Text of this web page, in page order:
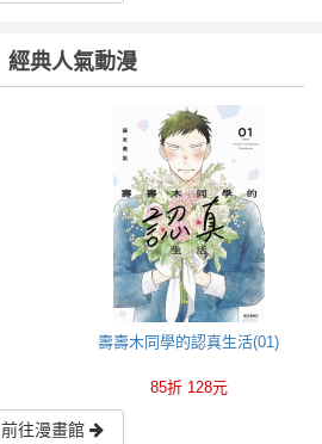
經典人氣動漫
壽壽木同學的認真生活(01)
85折 128元
前往漫畫館